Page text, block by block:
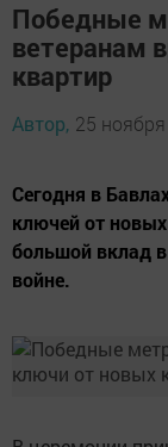
Победные
ветеранам
квартир
Автор, 25
Сегодня в
ключей от
большой вклад
войне.